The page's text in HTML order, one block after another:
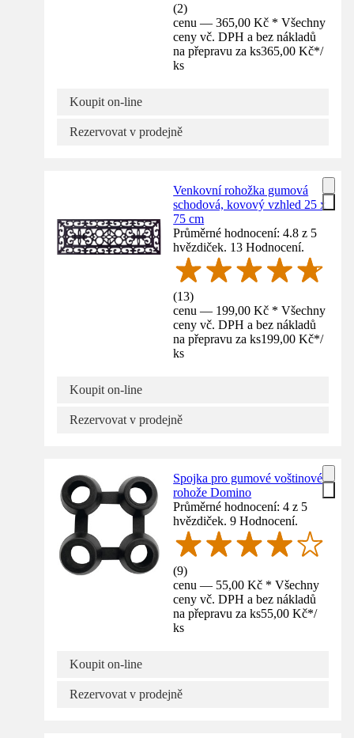
(2)
cenu — 365,00 Kč * Všechny
ceny vč. DPH a bez nákladů
na přepravu za ks365,00 Kč*/
ks
Koupit on-line
Rezervovat v prodejně
Venkovní rohožka gumová
schodová, kovový vzhled 25 x
75 cm
Průměrné hodnocení: 4.8 z 5
hvězdiček. 13 Hodnocení.
(13)
cenu — 199,00 Kč * Všechny
ceny vč. DPH a bez nákladů
na přepravu za ks199,00 Kč*/
ks
Koupit on-line
Rezervovat v prodejně
Spojka pro gumové voštinové
rohože Domino
Průměrné hodnocení: 4 z 5
hvězdiček. 9 Hodnocení.
(9)
cenu — 55,00 Kč * Všechny
ceny vč. DPH a bez nákladů
na přepravu za ks55,00 Kč*/
ks
Koupit on-line
Rezervovat v prodejně